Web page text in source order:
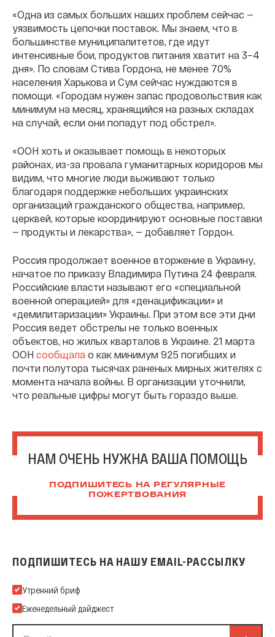
«Одна из самых больших наших проблем сейчас —
уязвимость цепочки поставок. Мы знаем, что в
большинстве муниципалитетов, где идут
интенсивные бои, продуктов питания хватит на 3–4
дня». По словам Стива Гордона, не менее 70%
населения Харькова и Сум сейчас нуждаются в
помощи. «Городам нужен запас продовольствия как
минимум на месяц, хранящийся на разных складах
на случай, если они попадут под обстрел».
«ООН хоть и оказывает помощь в некоторых
районах, из-за провала гуманитарных коридоров мы
видим, что многие люди выживают только
благодаря поддержке небольших украинских
организаций гражданского общества, например,
церквей, которые координируют основные поставки
— продукты и лекарства», — добавляет Гордон.
Россия продолжает военное вторжение в Украину,
начатое по приказу Владимира Путина 24 февраля.
Российские власти называют его «специальной
военной операцией» для «денацификации» и
«демилитаризации» Украины. При этом все эти дни
Россия ведет обстрелы не только военных
объектов, но жилых кварталов в Украине. 21 марта
ООН сообщала о как минимум 925 погибших и
почти полутора тысячах раненых мирных жителях с
момента начала войны. В организации уточнили,
что реальные цифры могут быть гораздо выше.
НАМ ОЧЕНЬ НУЖНА ВАША ПОМОЩЬ
ПОДПИШИТЕСЬ НА РЕГУЛЯРНЫЕ
ПОЖЕРТВОВАНИЯ
ПОДПИШИТЕСЬ НА НАШУ EMAIL-РАССЫЛКУ
Подпишитесь на нашу Email-рассылку
Утренний бриф
Еженедельный дайджест